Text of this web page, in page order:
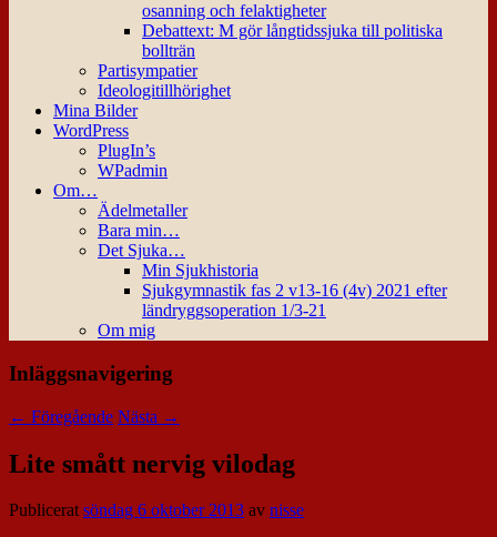
osanning och felaktigheter
Debattext: M gör långtidssjuka till politiska
bollträn
Partisympatier
Ideologitillhörighet
Mina Bilder
WordPress
PlugIn’s
WPadmin
Om…
Ädelmetaller
Bara min…
Det Sjuka…
Min Sjukhistoria
Sjukgymnastik fas 2 v13-16 (4v) 2021 efter
ländryggsoperation 1/3-21
Om mig
Inläggsnavigering
← Föregående Nästa →
Lite smått nervig vilodag
Publiceratsöndag 6 oktober 2013 av nisse